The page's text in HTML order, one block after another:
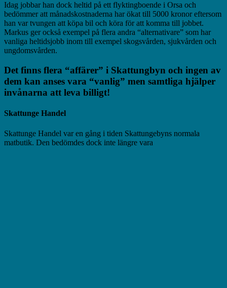
Idag jobbar han dock heltid på ett flyktingboende i Orsa och
bedömmer att månadskostnaderna har ökat till 5000 kronor eftersom
han var tvungen att köpa bil och köra för att komma till jobbet.
Markus ger också exempel på flera andra “alternativare” som har
vanliga heltidsjobb inom till exempel skogsvården, sjukvården och
ungdomsvården.
Det finns flera “affärer” i Skattungbyn och ingen av
dem kan anses vara “vanlig” men samtliga hjälper
invånarna att leva billigt!
Skattunge Handel
Skattunge Handel var en gång i tiden Skattungebyns normala
matbutik. Den bedömdes dock inte längre vara